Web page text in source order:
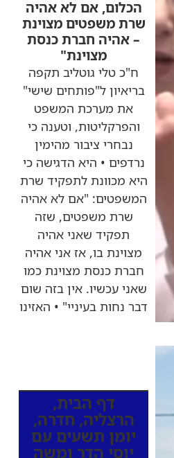
הכלום, אם לא אהיה
שרת משפטים מצוינת
– אהיה חברת כנסת
מצוינת"
ח"כ טלי גוטליב תקפה
בריאיון ל"פותחים שישי"
את מערכת המשפט
והפרקליטות, וטענה כי
נבחרי ציבור מהימין
נרדפים • היא הדגישה כי
היא מכוונת לתפקיד שרת
המשפטים: "אם לא אהיה
שרת משפטים, שזה
תפקיד שאני אהיה
מצוינת בו, אז אני אהיה
חברת כנסת מצוינת כמו
שאני עכשיו. אין בזה שום
דבר נחות בעיניי" • האזינו
כותרות החדשות
דף הבית,
הרצליה,חדרה,
יומן תשעים עם
יוסי הדר ומשה